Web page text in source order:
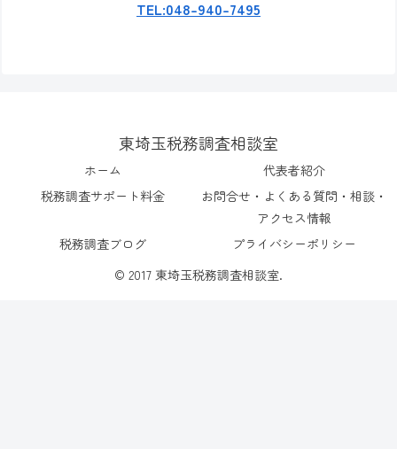
TEL:048-940-7495
東埼玉税務調査相談室
ホーム
代表者紹介
税務調査サポート料金
お問合せ・よくある質問・相談・
アクセス情報
税務調査ブログ
プライバシーポリシー
© 2017 東埼玉税務調査相談室.